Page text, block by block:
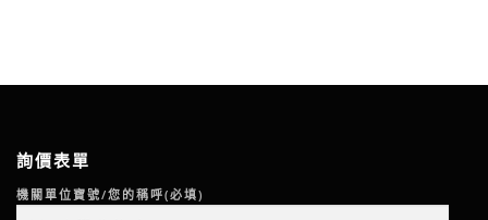
詢價表單
機關單位寶號/您的稱呼(必填)